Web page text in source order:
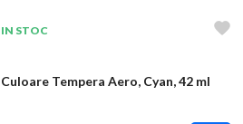
IN STOC
Culoare Tempera Aero, Cyan, 42 ml